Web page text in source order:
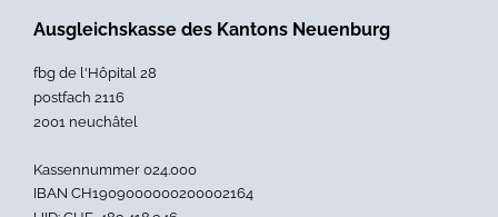
Ausgleichskasse des Kantons Neuenburg
fbg de l'Hôpital 28
postfach 2116
2001 neuchâtel
Kassennummer 024.000
IBAN CH1909000000200002164